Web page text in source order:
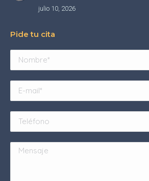
julio 10, 2026
Pide tu cita